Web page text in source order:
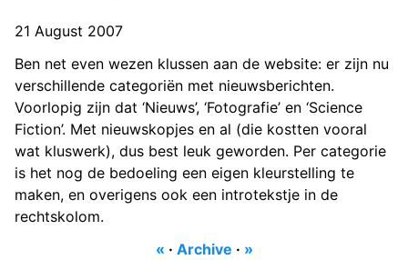
21 August 2007
Ben net even wezen klussen aan de website: er zijn nu
verschillende categoriën met nieuwsberichten.
Voorlopig zijn dat ‘Nieuws’, ‘Fotografie’ en ‘Science
Fiction’. Met nieuwskopjes en al (die kostten vooral
wat kluswerk), dus best leuk geworden. Per categorie
is het nog de bedoeling een eigen kleurstelling te
maken, en overigens ook een introtekstje in de
rechtskolom.
« · Archive · »